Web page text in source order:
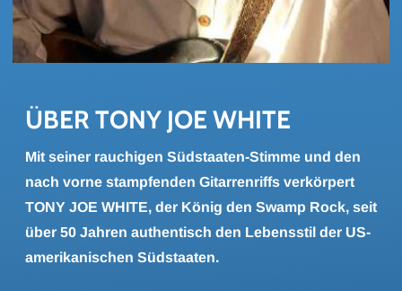
ÜBER TONY JOE WHITE
Mit seiner rauchigen Südstaaten-Stimme und den
nach vorne stampfenden Gitarrenriffs verkörpert
TONY JOE WHITE, der König den Swamp Rock, seit
über 50 Jahren authentisch den Lebensstil der US-
amerikanischen Südstaaten.